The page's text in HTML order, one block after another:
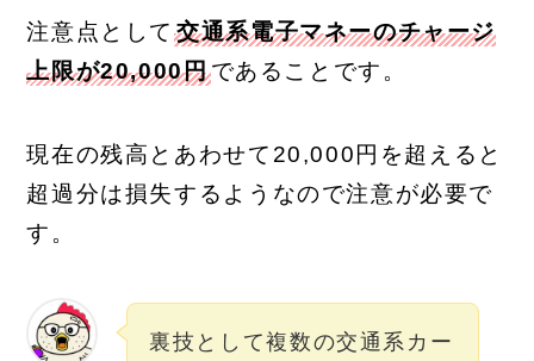
注意点として交通系電子マネーのチャージ
上限が20,000円であることです。
現在の残高とあわせて20,000円を超えると
超過分は損失するようなので注意が必要で
す。
裏技として複数の交通系カー